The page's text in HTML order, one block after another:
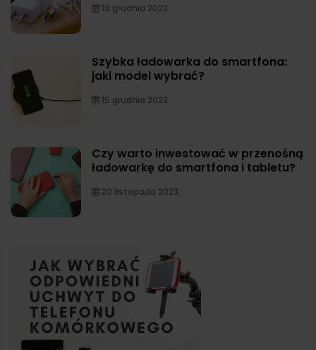
19 grudnia 2023
Szybka ładowarka do smartfona:
jaki model wybrać?
15 grudnia 2023
Czy warto inwestować w przenośną
ładowarkę do smartfona i tabletu?
20 listopada 2023